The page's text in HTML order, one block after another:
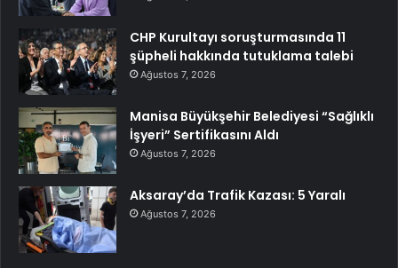
CHP Kurultayı soruşturmasında 11
şüpheli hakkında tutuklama talebi
Ağustos 7, 2026
Manisa Büyükşehir Belediyesi “Sağlıklı
İşyeri” Sertifikasını Aldı
Ağustos 7, 2026
Aksaray’da Trafik Kazası: 5 Yaralı
Ağustos 7, 2026